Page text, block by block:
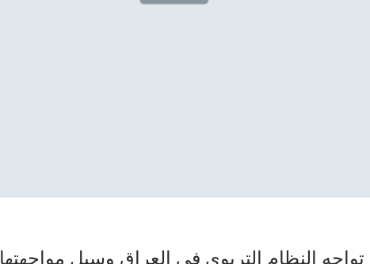
تواجه النظام التربوي في العراق وسبل مواجهتها